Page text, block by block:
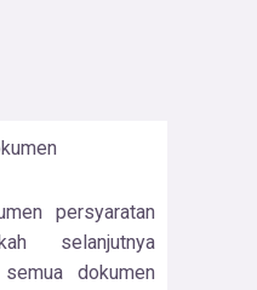
persyaratan
selanjutnya
dokumen